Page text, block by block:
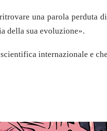
una parola
della sua evoluzione».
internazionale e